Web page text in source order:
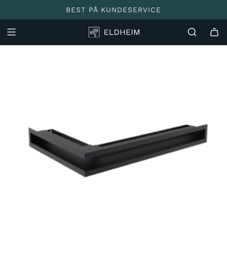
BEST PÅ KUNDESERVICE